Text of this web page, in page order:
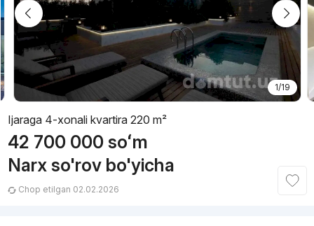
1/19
Ijaraga 4-xonali kvartira 220 m²
42 700 000 soʻm
Narx so'rov bo'yicha
Chop etilgan 02.02.2026